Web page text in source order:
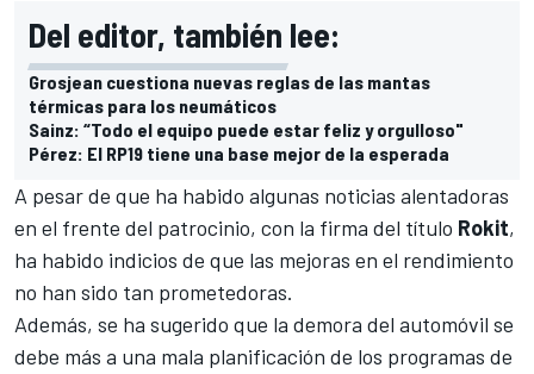
Del editor, también lee:
Grosjean cuestiona nuevas reglas de las mantas
térmicas para los neumáticos
Sainz: “Todo el equipo puede estar feliz y orgulloso"
Pérez: El RP19 tiene una base mejor de la esperada
A pesar de que ha habido algunas noticias alentadoras
en el frente del patrocinio, con la firma del título Rokit,
ha habido indicios de que las mejoras en el rendimiento
no han sido tan prometedoras.
Además, se ha sugerido que la demora del automóvil se
debe más a una mala planificación de los programas de